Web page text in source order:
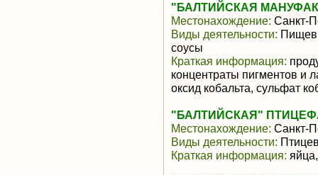
"БАЛТИЙСКАЯ
Местонахождение: Санкт-
Виды деятельности:
соусы
Краткая информация:
концентраты пигментов и
оксид кобальта, сульфат
"БАЛТИЙСКАЯ"
Местонахождение: Санкт-
Виды деятельности:
Краткая информация: